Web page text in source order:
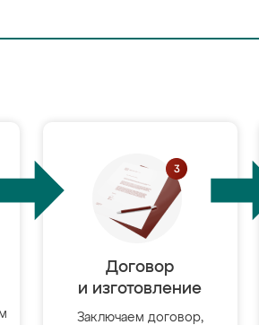
Договор
и изготовление
Заключаем договор,